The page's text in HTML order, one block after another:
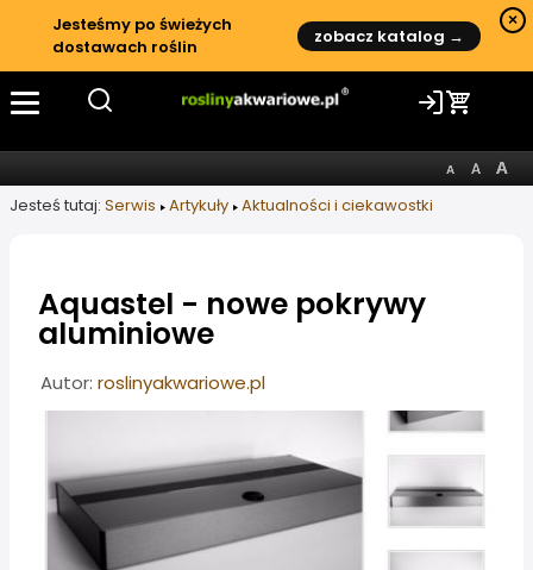
Jesteśmy po świeżych
dostawach roślin
zobacz katalog →
×
Jesteś tutaj: Serwis Artykuły Aktualności i ciekawostki
Aquastel - nowe pokrywy
aluminiowe
Informacje o artykule
Autor: roslinyakwariowe.pl